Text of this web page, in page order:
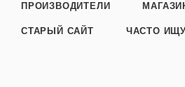
ПРОИЗВОДИТЕЛИ
СТАРЫЙ САЙТ ЧАСТО